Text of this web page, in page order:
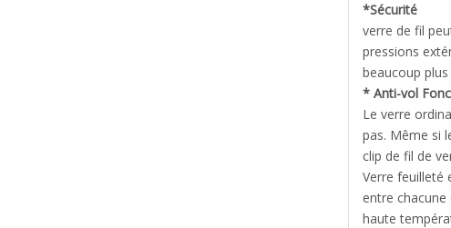
*Sécurité
verre de fil
pressions
beaucoup
* Anti-vol
Le verre
pas. Même si
clip de fil de
Verre feuilleté
entre
haute